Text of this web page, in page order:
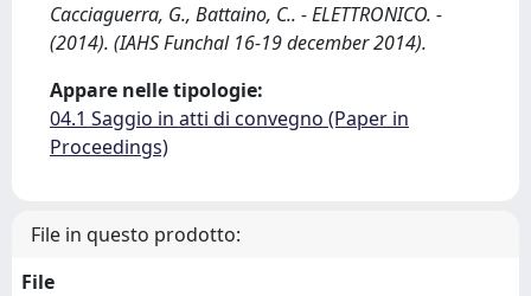
Cacciaguerra, G., Battaino, C.. - ELETTRONICO. -
(2014). (IAHS Funchal 16-19 december 2014).
Appare nelle tipologie:
04.1 Saggio in atti di convegno (Paper in
Proceedings)
File in questo prodotto:
File